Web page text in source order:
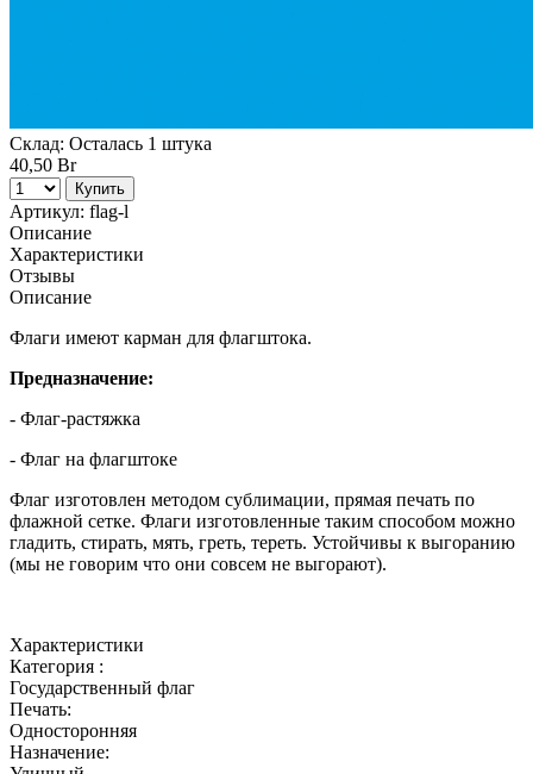
Склад: Осталась 1 штука
40,50 Br
Купить
Артикул: flag-l
Описание
Характеристики
Отзывы
Описание
Флаги имеют карман для флагштока.
Предназначение:
- Флаг-растяжка
- Флаг на флагштоке
Флаг изготовлен методом сублимации, прямая печать по
флажной сетке. Флаги изготовленные таким способом можно
гладить, стирать, мять, греть, тереть. Устойчивы к выгоранию
(мы не говорим что они совсем не выгорают).
Характеристики
Категория :
Государственный флаг
Печать:
Односторонняя
Назначение: